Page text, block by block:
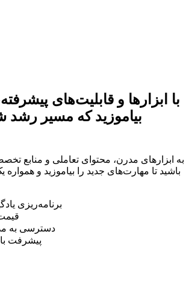
با ابزارها و قابلیت‌های
بیاموزید که مسیر رشد
به ابزارهای مدرن، محتوای تعاملی و منابع
باشید تا مهارت‌های جدید را بیاموزید و همواره
برنامه‌ریزی
دسترسی به
پیشرفت